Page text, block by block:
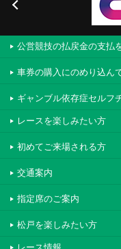
公営競技の払戻金の支払
車券の購入にのめり込ん
ギャンブル依存症セルフ
レースを楽しみたい方
初めてご来場される方
交通案内
指定席のご案内
松戸を楽しみたい方